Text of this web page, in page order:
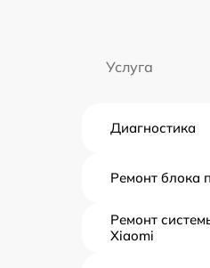
Услуга
Диагностика
Ремонт блока
Ремонт
Xiaomi